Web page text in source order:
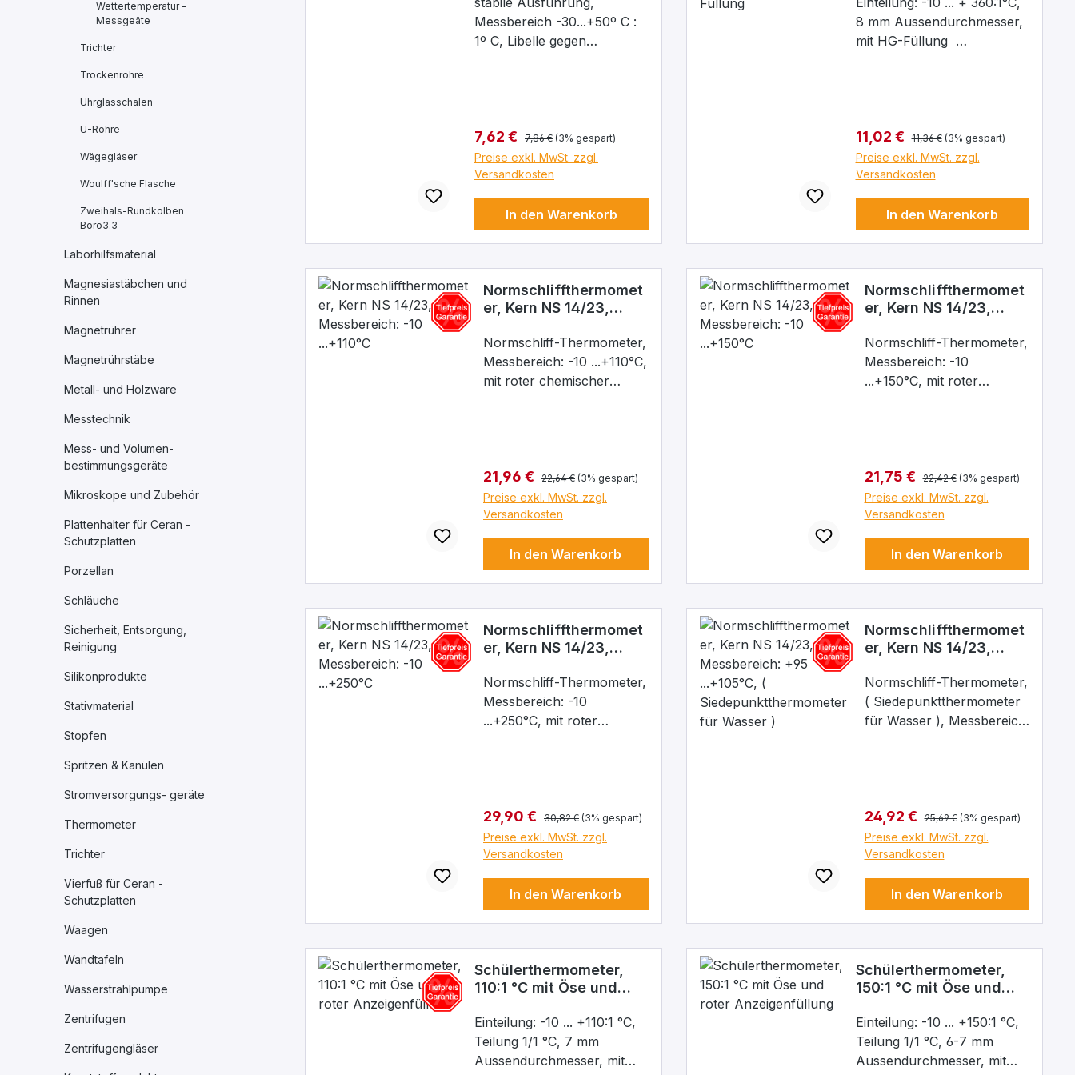
Wettertemperatur -
Messgeäte
Trichter
Trockenrohre
Uhrglasschalen
U-Rohre
Wägegläser
Woulff'sche Flasche
Zweihals-Rundkolben
Boro3.3
Laborhilfsmaterial
Magnesiastäbchen und
Rinnen
Magnetrührer
Magnetrührstäbe
Metall- und Holzware
Messtechnik
Mess- und Volumen-
bestimmungsgeräte
Mikroskope und Zubehör
Plattenhalter für Ceran -
Schutzplatten
Porzellan
Schläuche
Sicherheit, Entsorgung,
Reinigung
Silikonprodukte
Stativmaterial
Stopfen
Spritzen & Kanülen
Stromversorgungs- geräte
Thermometer
Trichter
Vierfuß für Ceran -
Schutzplatten
Waagen
Wandtafeln
Wasserstrahlpumpe
Zentrifugen
Zentrifugengläser
Messbereich -30...+50º C :
1º C, Libelle gegen
Verkaufspreis:
7,62 € Regulärer Preis:
7,86 € (3% gespart)
Preise exkl. MwSt. zzgl.
Versandkosten
In den Warenkorb
8 mm Aussendurchmesser,
mit HG-Füllung
Laborgebrauch bestimmt
mit Milchglasskala sowie
Aufhängeöse. Justierung
ganz eintauchend. Kapillare
prismatisch unbelegt.
Äußerer Durchmesser 8
Konstruktion garantiert
Bruchunempfindlichkeit.
Sehr gute Ablesbarkeit der
verbreiterte Kapillarform.
Jedes Thermometer in
Kunststoff-Schutzhülse.
Verkaufspreis:
11,02 € Regulärer Preis:
11,36 € (3% gespart)
Preise exkl. MwSt. zzgl.
Versandkosten
In den Warenkorb
Normschliffthermomet
er, Kern NS 14/23,
...+110°C
Normschliff-Thermometer,
Messbereich: -10 ...+110°C,
mit roter chemischer
Verkaufspreis:
21,96 € Regulärer Preis:
22,64 € (3% gespart)
Preise exkl. MwSt. zzgl.
Versandkosten
In den Warenkorb
Normschliffthermomet
er, Kern NS 14/23,
...+150°C
Normschliff-Thermometer,
Messbereich: -10
...+150°C, mit roter
Verkaufspreis:
21,75 € Regulärer Preis:
22,42 € (3% gespart)
Preise exkl. MwSt. zzgl.
Versandkosten
In den Warenkorb
Normschliffthermomet
er, Kern NS 14/23,
...+250°C
Normschliff-Thermometer,
Messbereich: -10
...+250°C, mit roter
Verkaufspreis:
29,90 € Regulärer Preis:
30,82 € (3% gespart)
Preise exkl. MwSt. zzgl.
Versandkosten
In den Warenkorb
Normschliffthermomet
er, Kern NS 14/23,
...+105°C, (
Siedepunktthermomet
er für Wasser )
Normschliff-Thermometer,
( Siedepunktthermometer
für Wasser ), Messbereich:
(Einbaulänge:75 mm),
Kern NS 14/23
Verkaufspreis:
24,92 € Regulärer Preis:
25,69 € (3% gespart)
Preise exkl. MwSt. zzgl.
Versandkosten
In den Warenkorb
Schülerthermometer,
110:1 °C mit Öse und
Einteilung: -10 ... +110:1 °C,
Teilung 1/1 °C, 7 mm
Aussendurchmesser, mit
Schülerthermometer,
150:1 °C mit Öse und
Einteilung: -10 ... +150:1 °C,
Teilung 1/1 °C, 6-7 mm
Aussendurchmesser, mit